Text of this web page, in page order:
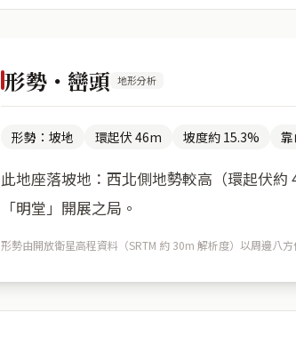
形勢・巒頭 地形分析
形勢：坡地 環起伏 46m 坡度約 15.3%
此地座落坡地：西北側地勢較高（環起伏
「明堂」開展之局。
形勢由開放衛星高程資料（SRTM 約 30m 解析度）以周邊八